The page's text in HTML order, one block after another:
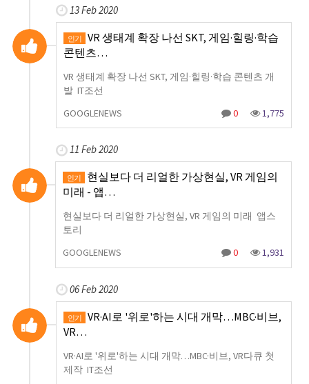
13 Feb 2020
인기
VR 생태계 확장 나선 SKT, 게임·힐링·학습
콘텐츠…
VR 생태계 확장 나선 SKT, 게임·힐링·학습 콘텐츠 개
발 IT조선
GOOGLENEWS
0 1,775
11 Feb 2020
인기
현실보다 더 리얼한 가상현실, VR 게임의
미래 - 앱…
현실보다 더 리얼한 가상현실, VR 게임의 미래 앱스
토리
GOOGLENEWS
0 1,931
06 Feb 2020
인기
VR·AI로 '위로'하는 시대 개막…MBC·비브,
VR…
VR·AI로 '위로'하는 시대 개막…MBC·비브, VR다큐 첫
제작 IT조선